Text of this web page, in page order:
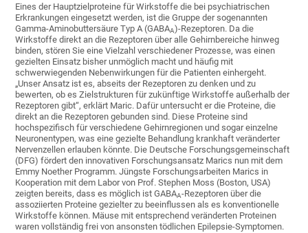
Eines der Hauptzielproteine für Wirkstoffe die bei psychiatrischen
Erkrankungen eingesetzt werden, ist die Gruppe der sogenannten
Gamma-Aminobuttersäure Typ A (GABAA)-Rezeptoren. Da die
Wirkstoffe direkt an die Rezeptoren über alle Gehirnbereiche hinweg
binden, stören Sie eine Vielzahl verschiedener Prozesse, was einen
gezielten Einsatz bisher unmöglich macht und häufig mit
schwerwiegenden Nebenwirkungen für die Patienten einhergeht.
„Unser Ansatz ist es, abseits der Rezeptoren zu denken und zu
bewerten, ob es Zielstrukturen für zukünftige Wirkstoffe außerhalb der
Rezeptoren gibt“, erklärt Maric. Dafür untersucht er die Proteine, die
direkt an die Rezeptoren gebunden sind. Diese Proteine sind
hochspezifisch für verschiedene Gehirnregionen und sogar einzelne
Neuronentypen, was eine gezielte Behandlung krankhaft veränderter
Nervenzellen erlauben könnte. Die Deutsche Forschungsgemeinschaft
(DFG) fördert den innovativen Forschungsansatz Marics nun mit dem
Emmy Noether Programm. Jüngste Forschungsarbeiten Marics in
Kooperation mit dem Labor von Prof. Stephen Moss (Boston, USA)
zeigten bereits, dass es möglich ist GABAA-Rezeptoren über die
assoziierten Proteine gezielter zu beeinflussen als es konventionelle
Wirkstoffe können. Mäuse mit entsprechend veränderten Proteinen
waren vollständig frei von ansonsten tödlichen Epilepsie-Symptomen.